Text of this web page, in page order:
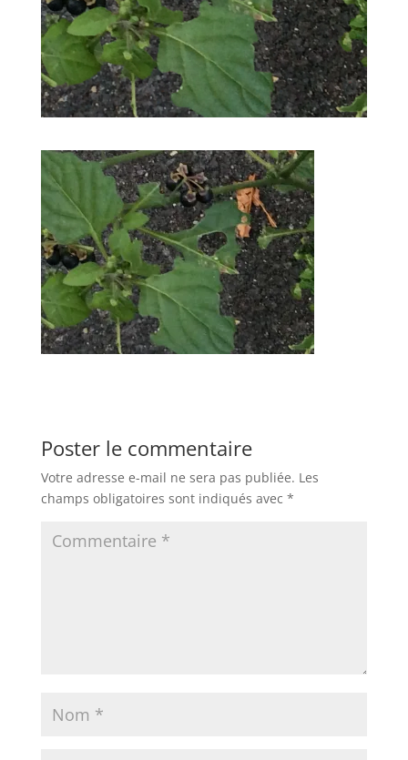
Poster le commentaire
Votre adresse e-mail ne sera pas publiée. Les
champs obligatoires sont indiqués avec *